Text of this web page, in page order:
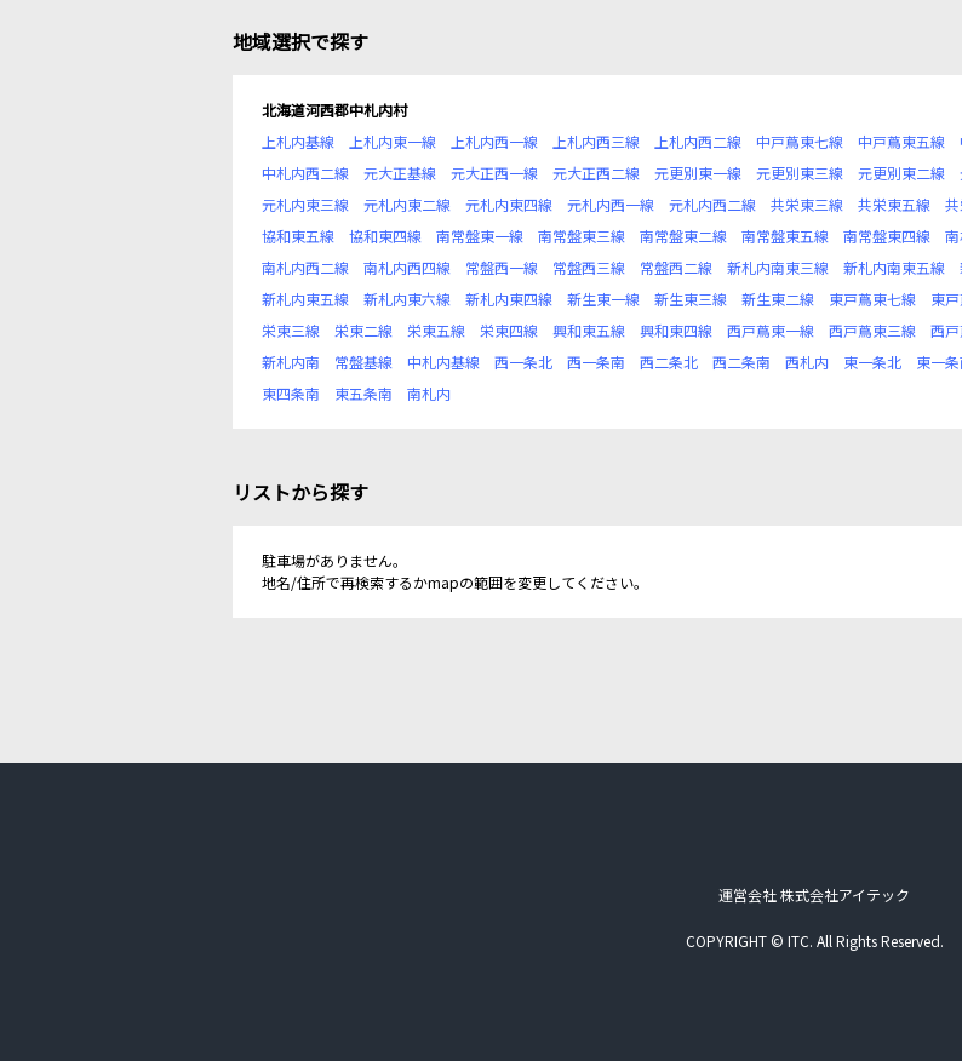
地域選択で探す
北海道河西郡中札内村
上札内基線
上札内東一線 上札内西一線 上札内西三線 上札内西二線 中戸蔦東七線 中戸蔦東五線
中札内西二線
元大正基線 元大正西一線 元大正西二線 元更別東一線 元更別東三線 元更別東二線
元札内東三線
元札内東二線 元札内東四線 元札内西一線 元札内西二線 共栄東三線 共栄東五線
協和東五線
協和東四線 南常盤東一線 南常盤東三線 南常盤東二線 南常盤東五線 南常盤東四線
南札内西二線
南札内西四線 常盤西一線 常盤西三線 常盤西二線 新札内南東三線 新札内南東五線
新札内東五線
新札内東六線 新札内東四線 新生東一線 新生東三線 新生東二線 東戸蔦東七線 東
栄東三線
栄東二線 栄東五線 栄東四線 興和東五線 興和東四線 西戸蔦東一線 西戸蔦東三線 西
新札内南
常盤基線 中札内基線 西一条北 西一条南 西二条北 西二条南 西札内 東一条北 東一
東四条南
東五条南 南札内
リストから探す
駐車場がありません。
地名/住所で再検索するかmapの範囲を変更してください。
運営会社 株式会社アイテック
COPYRIGHT © ITC. All Rights Reserved.